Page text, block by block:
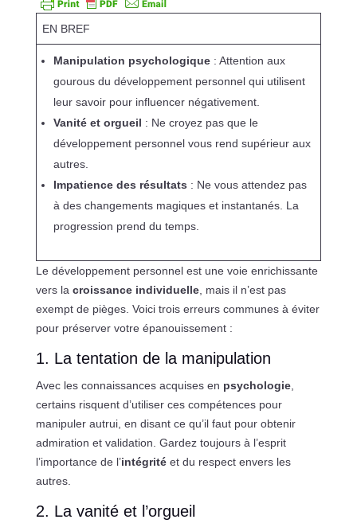
EN BREF
Manipulation psychologique: Attention aux
gourous du développement personnel qui utilisent
leur savoir pour influencer négativement.
Vanité et orgueil : Ne croyez pas que le
développement personnel vous rend supérieur aux
autres.
Impatience des résultats : Ne vous attendez pas
à des changements magiques et instantanés. La
progression prend du temps.
Le développement personnel est une voie enrichissante
vers la croissance individuelle, mais il n’est pas
exempt de pièges. Voici trois erreurs communes à éviter
pour préserver votre épanouissement :
1. La tentation de la manipulation
Avec les connaissances acquises en psychologie,
certains risquent d’utiliser ces compétences pour
manipuler autrui, en disant ce qu’il faut pour obtenir
admiration et validation. Gardez toujours à l’esprit
l’importance de l’intégritéet du respect envers les
autres.
2. La vanité et l’orgueil